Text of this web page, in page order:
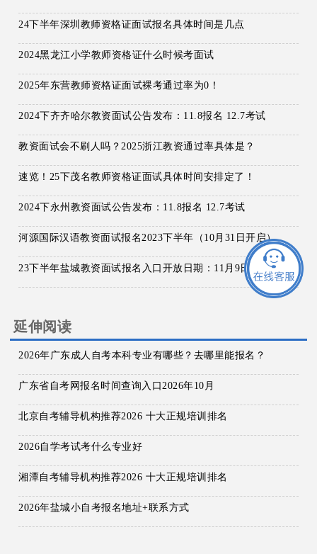
24下半年深圳教师资格证面试报名具体时间是几点
2024黑龙江小学教师资格证什么时候考面试
2025年东营教师资格证面试裸考通过率为0！
2024下齐齐哈尔教资面试公告发布：11.8报名 12.7考试
教资面试会不刷人吗？2025浙江教资通过率具体是？
速览！25下茂名教师资格证面试具体时间安排定了！
2024下永州教资面试公告发布：11.8报名 12.7考试
河源国际汉语教资面试报名2023下半年（10月31日开启）
23下半年盐城教资面试报名入口开放日期：11月9日
延伸阅读
2026年广东成人自考本科专业有哪些？去哪里能报名？
广东省自考网报名时间查询入口2026年10月
北京自考辅导机构推荐2026 十大正规培训排名
2026自学考试考什么专业好
湘潭自考辅导机构推荐2026 十大正规培训排名
2026年盐城小自考报名地址+联系方式